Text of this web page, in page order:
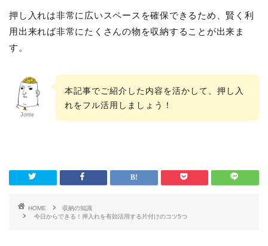
押し入れは非常に広いスペースを確保できるため、賢く利
用出来れば非常にたくさんの物を収納することが出来ま
す。
Jonte
本記事でご紹介した内容を活かして、押し入
れをフル活用しましょう！
HOME
収納の知識
今日からできる！押入れを有効活用する片付けのコツ5つ